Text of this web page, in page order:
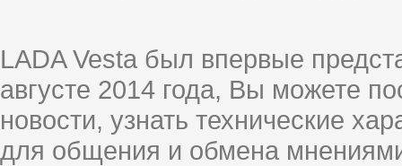
LADA Vesta был впервые
августе 2014 года, Вы можете
новости, узнать технические
для общения и обмена